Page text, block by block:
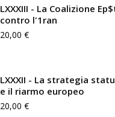
LXXXIII - La Coalizione
contro l'1ran
20,00 €
LXXXII - La strategia
e il riarmo europeo
20,00 €